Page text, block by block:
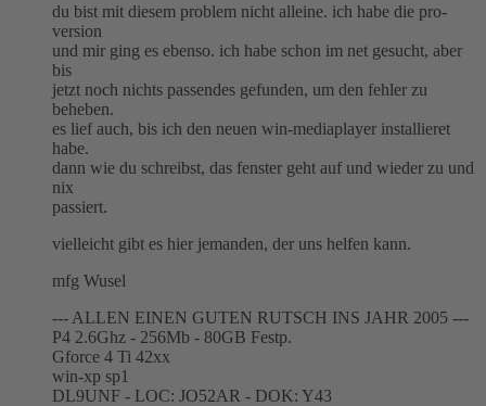
du bist mit diesem problem nicht alleine. ich habe die pro-
version
und mir ging es ebenso. ich habe schon im net gesucht, aber
bis
jetzt noch nichts passendes gefunden, um den fehler zu
beheben.
es lief auch, bis ich den neuen win-mediaplayer installieret
habe.
dann wie du schreibst, das fenster geht auf und wieder zu und
nix
passiert.
vielleicht gibt es hier jemanden, der uns helfen kann.
mfg Wusel
--- ALLEN EINEN GUTEN RUTSCH INS JAHR 2005 ---
P4 2.6Ghz - 256Mb - 80GB Festp.
Gforce 4 Ti 42xx
win-xp sp1
DL9UNF - LOC: JO52AR - DOK: Y43